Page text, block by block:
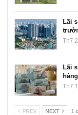
Lãi
Th7
Lãi
Th7
PREV NEXT 1